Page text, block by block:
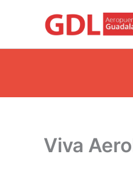
Viva